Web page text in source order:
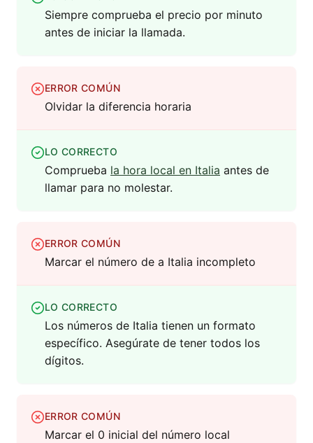
Siempre comprueba el precio por minuto
antes de iniciar la llamada.
ERROR COMÚN
Olvidar la diferencia horaria
LO CORRECTO
Comprueba la hora local en Italia antes de
llamar para no molestar.
ERROR COMÚN
Marcar el número de a Italia incompleto
LO CORRECTO
Los números de Italia tienen un formato
específico. Asegúrate de tener todos los
dígitos.
ERROR COMÚN
Marcar el 0 inicial del número local